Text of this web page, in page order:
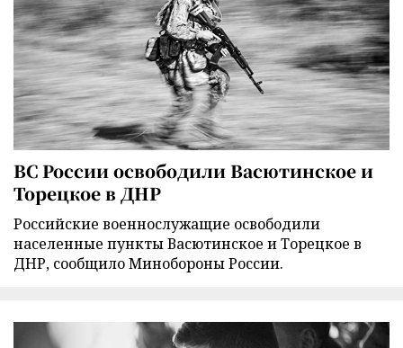
ВС России освободили Васютинское и
Торецкое в ДНР
Российские военнослужащие освободили
населенные пункты Васютинское и Торецкое в
ДНР, сообщило Минобороны России.